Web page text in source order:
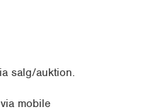
salg/auktion.
mobile